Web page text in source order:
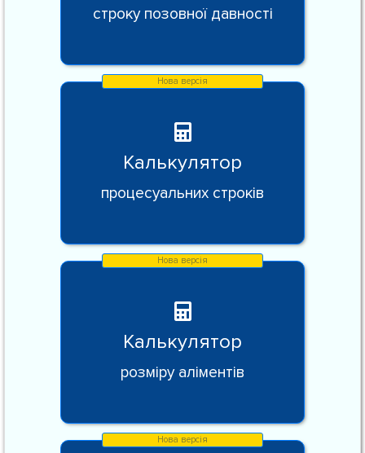
строку позовної давності
Калькулятор
процесуальних строків
Калькулятор
розміру аліментів